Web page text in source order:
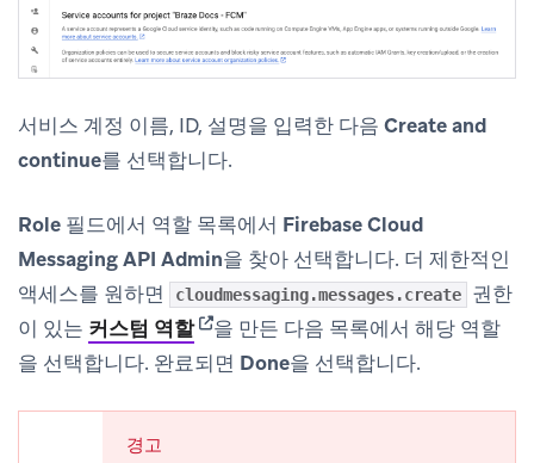
서비스 계정 이름, ID, 설명을 입력한 다음 Create and
continue를 선택합니다.
Role 필드에서 역할 목록에서 Firebase Cloud
Messaging API Admin을 찾아 선택합니다. 더 제한적인
액세스를 원하면
cloudmessaging.messages.create
권한
이 있는 커스텀 역할(opens in new tab)
을 만든 다음 목록에서 해당 역할
을 선택합니다. 완료되면 Done을 선택합니다.
경고